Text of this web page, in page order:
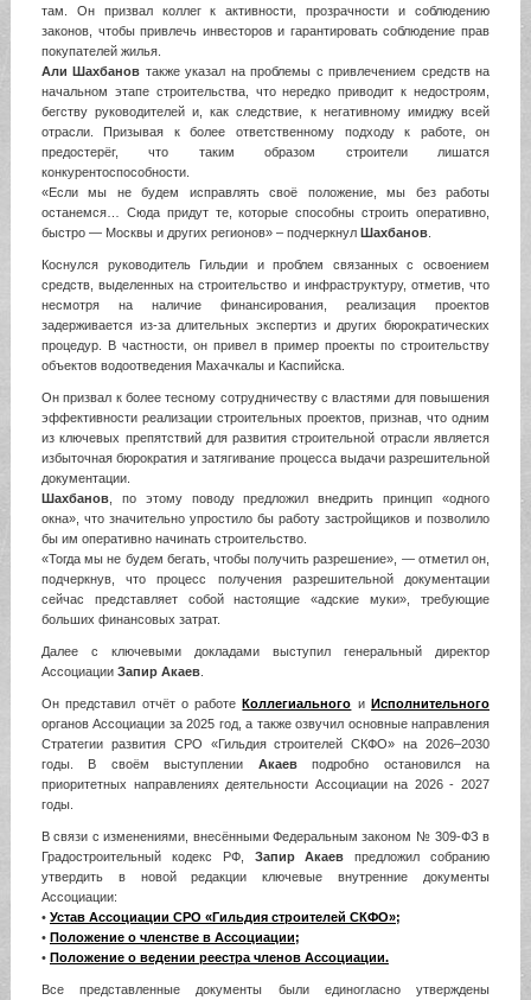
там. Он призвал коллег к активности, прозрачности и соблюдению
законов, чтобы привлечь инвесторов и гарантировать соблюдение прав
покупателей жилья.
Али Шахбанов также указал на проблемы с привлечением средств на
начальном этапе строительства, что нередко приводит к недостроям,
бегству руководителей и, как следствие, к негативному имиджу всей
отрасли. Призывая к более ответственному подходу к работе, он
предостерёг, что таким образом строители лишатся
конкурентоспособности.
«Если мы не будем исправлять своё положение, мы без работы
останемся… Сюда придут те, которые способны строить оперативно,
быстро — Москвы и других регионов» – подчеркнул Шахбанов.
Коснулся руководитель Гильдии и проблем связанных с освоением
средств, выделенных на строительство и инфраструктуру, отметив, что
несмотря на наличие финансирования, реализация проектов
задерживается из-за длительных экспертиз и других бюрократических
процедур. В частности, он привел в пример проекты по строительству
объектов водоотведения Махачкалы и Каспийска.
Он призвал к более тесному сотрудничеству с властями для повышения
эффективности реализации строительных проектов, признав, что одним
из ключевых препятствий для развития строительной отрасли является
избыточная бюрократия и затягивание процесса выдачи разрешительной
документации.
Шахбанов, по этому поводу предложил внедрить принцип «одного
окна», что значительно упростило бы работу застройщиков и позволило
бы им оперативно начинать строительство.
«Тогда мы не будем бегать, чтобы получить разрешение», — отметил он,
подчеркнув, что процесс получения разрешительной документации
сейчас представляет собой настоящие «адские муки», требующие
больших финансовых затрат.
Далее с ключевыми докладами выступил генеральный директор
Ассоциации Запир Акаев.
Он представил отчёт о работеКоллегиального иИсполнительного
органов Ассоциации за 2025 год, а также озвучил основные направления
Стратегии развития СРО «Гильдия строителей СКФО» на 2026–2030
годы. В своём выступлении Акаевподробно остановился на
приоритетных направлениях деятельности Ассоциации на 2026 - 2027
годы.
В связи с изменениями, внесёнными Федеральным законом № 309-ФЗ в
Градостроительный кодекс РФ, Запир Акаев предложил собранию
утвердить в новой редакции ключевые внутренние документы
Ассоциации:
• Устав Ассоциации СРО «Гильдия строителей СКФО»;
• Положение о членстве в Ассоциации;
• Положение о ведении реестра членов Ассоциации.
Все представленные документы были единогласно утверждены